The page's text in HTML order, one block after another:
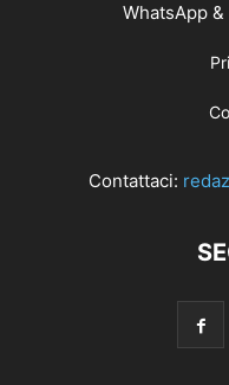
WhatsApp
Contattaci: